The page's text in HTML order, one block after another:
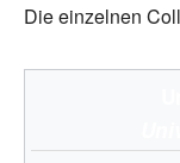
Die einzelnen